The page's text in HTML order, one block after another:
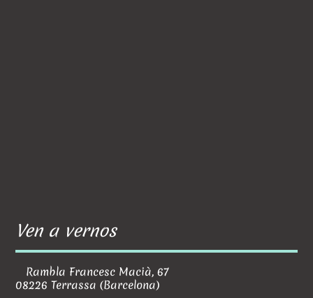
Ven a vernos
Rambla Francesc Macià, 67
08226 Terrassa (Barcelona)